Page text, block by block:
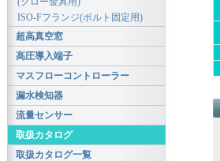
ISO-Fフランジ(ボルト固定用)
超高真空窓
高圧導入端子
マスフローコントローラー
漏水検知器
流量センサー
取扱カタログ
取扱カタログ一覧